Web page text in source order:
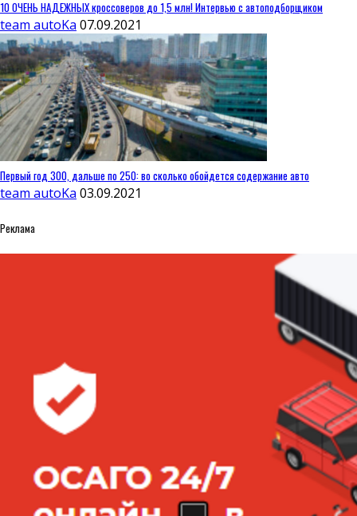
10 ОЧЕНЬ НАДЕЖНЫХ кроссоверов до 1,5 млн! Интервью с автоподборщиком
team autoKa 07.09.2021
Первый год 300, дальше по 250: во сколько обойдется содержание авто
team autoKa 03.09.2021
Реклама